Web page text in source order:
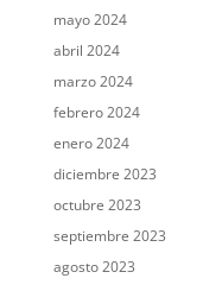
mayo 2024
abril 2024
marzo 2024
febrero 2024
enero 2024
diciembre 2023
octubre 2023
septiembre 2023
agosto 2023